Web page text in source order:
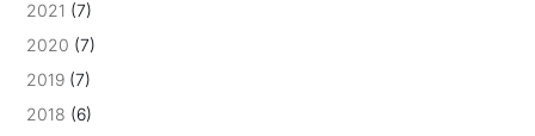
2021 (7)
2020 (7)
2019 (7)
2018 (6)